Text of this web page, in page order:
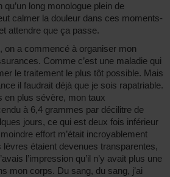
qu’un long monologue plein de
calmer la douleur dans ces moments-
attendre que ça passe.
on a commencé à organiser mon
Comme c’est une maladie qui
le traitement le plus tôt possible. Mais
il faudrait déjà que je sois rapatriable.
en plus sévère, mon taux
à 6,4 grammes par décilitre de
jours, ce qui est deux fois inférieur
effort m’était incroyablement
étaient devenues transparentes,
l’impression qu’il n’y avait plus une
mon corps. Du sang, du sang, j’ai